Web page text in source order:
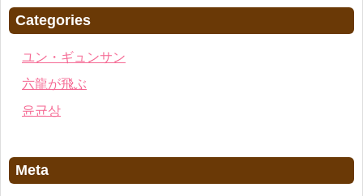
Categories
ユン・ギュンサン
六龍が飛ぶ
윤균상
Meta